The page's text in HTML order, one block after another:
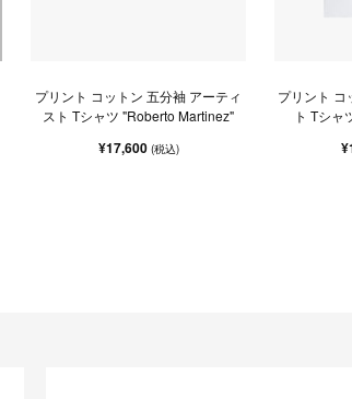
プリント コットン 五分袖 アーティ
スト Tシャツ "Roberto Martinez"
¥17,600 (税込)
プリント コ
ト Tシ